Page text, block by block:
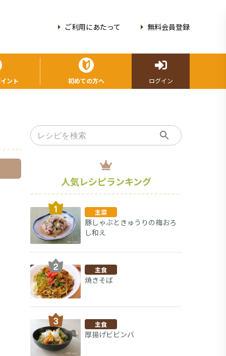
ご利用にあたって 無料会員登録
ント 初めての方へ ログイン
人気レシピランキング
主菜
豚しゃぶときゅうりの梅おろ
し和え
主食
焼きそば
主食
厚揚げビビンバ